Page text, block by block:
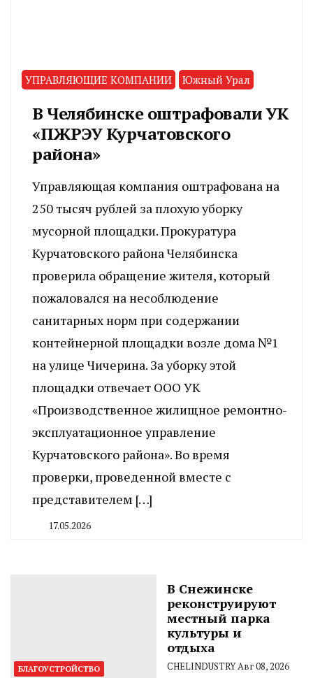
УПРАВЛЯЮЩИЕ КОМПАНИИ Южный Урал
В Челябинске оштрафовали УК
«ПЖРЭУ Курчатовского
района»
Управляющая компания оштрафована на
250 тысяч рублей за плохую уборку
мусорной площадки. Прокуратура
Курчатовского района Челябинска
проверила обращение жителя, который
пожаловался на несоблюдение
санитарных норм при содержании
контейнерной площадки возле дома №1
на улице Чичерина. За уборку этой
площадки отвечает ООО УК
«Производственное жилищное ремонтно-
эксплуатационное управление
Курчатовского района». Во время
проверки, проведенной вместе с
представителем […]
17.05.2026
БЛАГОУСТРОЙСТВО
В Снежинске
реконструируют
местный парка
культуры и
отдыха
CHELINDUSTRY Авг 08, 2026